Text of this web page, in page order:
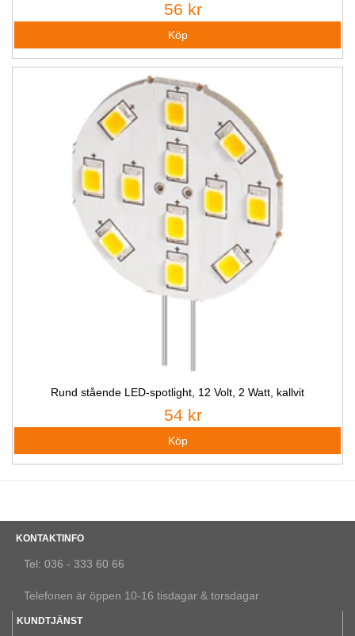
56 kr
Rund stående LED-spotlight, 12 Volt, 2 Watt, kallvit
54 kr
KONTAKTINFO
Tel: 036 - 333 60 66
Telefonen är öppen 10-16 tisdagar & torsdagar
KUNDTJÄNST